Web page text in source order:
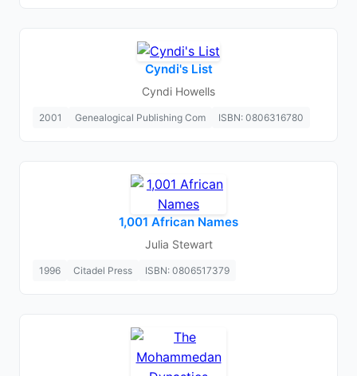
Cyndi's List
Cyndi Howells
2001 Genealogical Publishing Com ISBN: 0806316780
1,001 African Names
Julia Stewart
1996 Citadel Press ISBN: 0806517379